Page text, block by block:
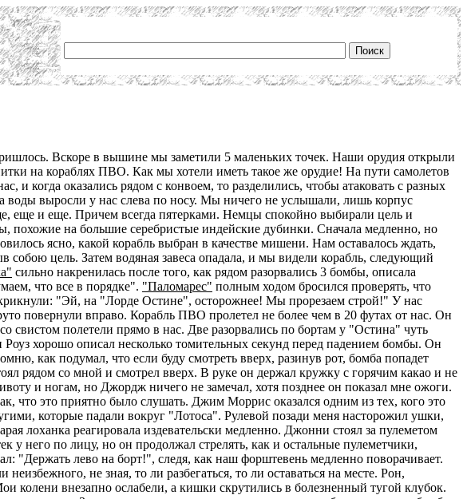
Вскоре в вышине мы заметили 5 маленьких точек. Наши орудия открыли
на кораблях ПВО. Как мы хотели иметь такое же орудие! На пути самолетов
когда оказались рядом с конвоем, то разделились, чтобы атаковать с разных
воды выросли у нас слева по носу. Мы ничего не услышали, лишь корпус
еще и еще. Причем всегда пятерками. Немцы спокойно выбирали цель и
похожие на большие серебристые индейские дубинки. Сначала медленно, но
ясно, какой корабль выбран в качестве мишени. Нам оставалось ждать,
цель. Затем водяная завеса опадала, и мы видели корабль, следующий
сильно накренилась после того, как рядом разорвались 3 бомбы, описала
что все в порядке". "Паломарес" полным ходом бросился проверять, что
"Эй, на "Лорде Остине", осторожнее! Мы прорезаем строй!" У нас
повернули вправо. Корабль ПВО пролетел не более чем в 20 футах от нас. Он
свистом полетели прямо в нас. Две разорвались по бортам у "Остина" чуть
хорошо описал несколько томительных секунд перед падением бомбы. Он
как подумал, что если буду смотреть вверх, разинув рот, бомба попадет
рядом со мной и смотрел вверх. В руке он держал кружку с горячим какао и не
и ногам, но Джордж ничего не замечал, хотя позднее он показал мне ожоги.
что это приятно было слушать. Джим Моррис оказался одним из тех, кого это
которые падали вокруг "Лотоса". Рулевой позади меня насторожил ушки,
лоханка реагировала издевательски медленно. Джонни стоял за пулеметом
него по лицу, но он продолжал стрелять, как и остальные пулеметчики,
"Держать лево на борт!", следя, как наш форштевень медленно поворачивает.
не зная, то ли разбегаться, то ли оставаться на месте. Рон,
колени внезапно ослабели, а кишки скрутились в болезненный тугой клубок.